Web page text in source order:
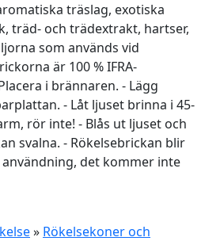
träslag, exotiska
träd- och trädextrakt, hartser,
som används vid
är 100 % IFRA-
i brännaren. - Lägg
- Låt ljuset brinna i 45-
rör inte! - Blås ut ljuset och
svalna. - Rökelsebrickan blir
det kommer inte
» Rökelsekoner och